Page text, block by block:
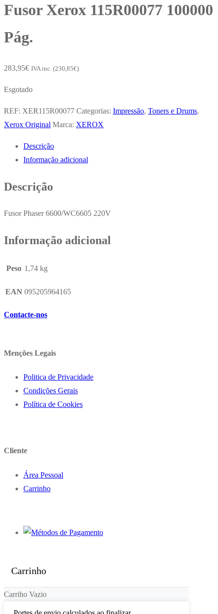
Fusor Xerox 115R00077 100000
Pág.
283,95€ IVA inc. (230,85€)
Esgotado
REF: XER115R00077 Categorias: Impressão, Toners e Drums,
Xerox Original Marca: XEROX
Descrição
Informação adicional
Descrição
Fusor Phaser 6600/WC6605 220V
Informação adicional
Peso 1,74 kg
EAN 095205964165
Contacte-nos
Menções Legais
Politica de Privacidade
Condições Gerais
Política de Cookies
Cliente
Área Pessoal
Carrinho
Carrinho
Carriho Vazio